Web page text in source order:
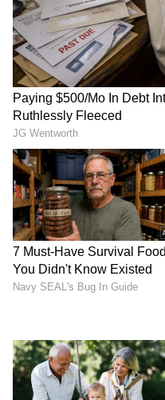
ಆರೋಗ್ಯ, ಸೌಂದರ್ಯ,
ಸಂಬಂಧ,ಫ್ಯಾಷನ್,
ಏಷ್ಯಾನೆಟ್ ಸುವರ್ಣ
ಸಂಪೂರ್ಣ ಮಾಹಿತಿ
ಸುವರ್ಣ ನ್ಯೂಸ್
ಹಾಗು ಎಲ್ಲಾ ಅಪ್‌ಡೇಟ್
ABOUT THE AUTHOR
SH Sushma Hegde
ಸುವರ್ಣ ನ್ಯೂಸ್ ಸುದ್ದಿ
ಮೂರು ವರ್ಷಗಳಿಂದ ಕೆಲಸ
ಡಿಜಿಟಲ್‌ ಮಾಧ್ಯಮದಲ್ಲಿ 5
SDM ಉಜಿರೆಯಲ್ಲಿ
ಸುದ್ದಿಲೋಕದಲ್ಲಿ
ವಾಣಿಜ್ಯ, ಕ್ರೈಂ ಸುದ್ದಿಗಳಲ್ಲಿ